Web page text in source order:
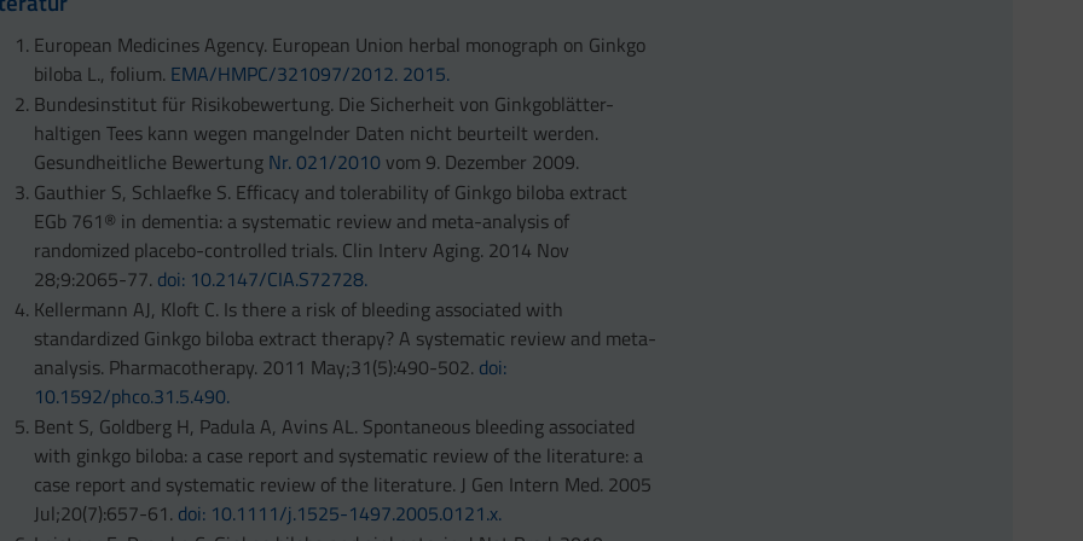
European Medicines Agency. European Union herbal monograph on Ginkgo
biloba L., folium. EMA/HMPC/321097/2012. 2015.
Bundesinstitut für Risikobewertung. Die Sicherheit von Ginkgoblätter-
haltigen Tees kann wegen mangelnder Daten nicht beurteilt werden.
Gesundheitliche Bewertung Nr. 021/2010 vom 9. Dezember 2009.
Gauthier S, Schlaefke S. Efficacy and tolerability of Ginkgo biloba extract
EGb 761® in dementia: a systematic review and meta-analysis of
randomized placebo-controlled trials. Clin Interv Aging. 2014 Nov
28;9:2065-77. doi: 10.2147/CIA.S72728.
Kellermann AJ, Kloft C. Is there a risk of bleeding associated with
standardized Ginkgo biloba extract therapy? A systematic review and meta-
analysis. Pharmacotherapy. 2011 May;31(5):490-502. doi:
10.1592/phco.31.5.490.
Bent S, Goldberg H, Padula A, Avins AL. Spontaneous bleeding associated
with ginkgo biloba: a case report and systematic review of the literature: a
case report and systematic review of the literature. J Gen Intern Med. 2005
Jul;20(7):657-61. doi: 10.1111/j.1525-1497.2005.0121.x.